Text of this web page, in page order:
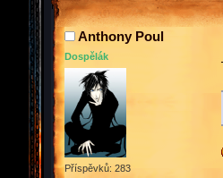
Anthony Poul
Dospělák
Příspěvků: 283